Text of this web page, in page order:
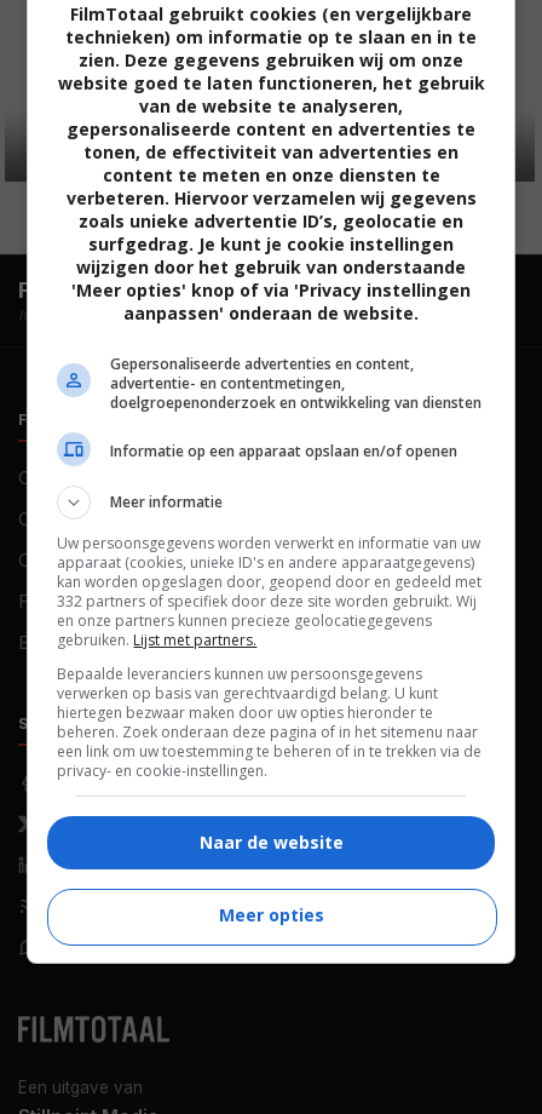
FilmTotaal.Hét online filmoverzicht.
hosted by
Een uitgave van
FILMTOTAAL
Contact
Over ons
Colofon
FAQ
Blog
Cookies
Cookievoorkeuren
SOCIALS
Facebook
X (Twitter)
LinkedIn
RSS-feed
WhatsApp
ONTDEKKEN
Nieuws
Netflix
Films op tv
Bioscoop
FilmTotaal gebruikt cookies (en vergelijkbare
technieken) om informatie op te slaan en in te
zien. Deze gegevens gebruiken wij om onze
website goed te laten functioneren, het gebruik
van de website te analyseren,
gepersonaliseerde content en advertenties te
tonen, de effectiviteit van advertenties en
content te meten en onze diensten te
verbeteren. Hiervoor verzamelen wij gegevens
zoals unieke advertentie ID’s, geolocatie en
surfgedrag. Je kunt je cookie instellingen
wijzigen door het gebruik van onderstaande
'Meer opties' knop of via 'Privacy instellingen
aanpassen' onderaan de website.
Gepersonaliseerde advertenties en content,
advertentie- en contentmetingen,
doelgroepenonderzoek en ontwikkeling van diensten
Informatie op een apparaat opslaan en/of openen
Meer informatie
Uw persoonsgegevens worden verwerkt en informatie van uw
apparaat (cookies, unieke ID's en andere apparaatgegevens)
kan worden opgeslagen door, geopend door en gedeeld met
332 partners of specifiek door deze site worden gebruikt. Wij
en onze partners kunnen precieze geolocatiegegevens
gebruiken. Lijst met partners.
Bepaalde leveranciers kunnen uw persoonsgegevens
verwerken op basis van gerechtvaardigd belang. U kunt
hiertegen bezwaar maken door uw opties hieronder te
beheren. Zoek onderaan deze pagina of in het sitemenu naar
een link om uw toestemming te beheren of in te trekken via de
privacy- en cookie-instellingen.
Naar de website
Meer opties